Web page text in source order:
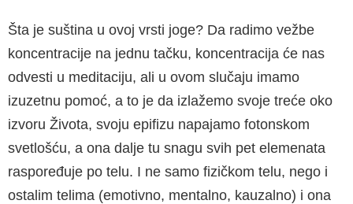
Šta je suština u ovoj vrsti joge? Da radimo vežbe
koncentracije na jednu tačku, koncentracija će nas
odvesti u meditaciju, ali u ovom slučaju imamo
izuzetnu pomoć, a to je da izlažemo svoje treće oko
izvoru Života, svoju epifizu napajamo fotonskom
svetlošću, a ona dalje tu snagu svih pet elemenata
raspoređuje po telu. I ne samo fizičkom telu, nego i
ostalim telima (emotivno, mentalno, kauzalno) i ona